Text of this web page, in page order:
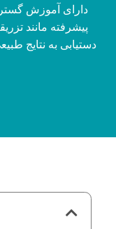
دارای آموزش
پیشرفته مانند
دستیابی به نتایج